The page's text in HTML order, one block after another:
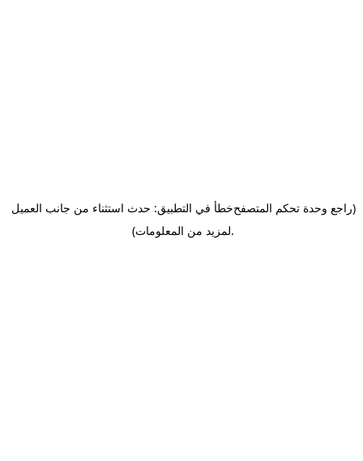
خطأ في التطبيق: حدث استثناء من جانب العميل(راجع وحدة تحكم المتصفح
لمزيد من المعلومات).